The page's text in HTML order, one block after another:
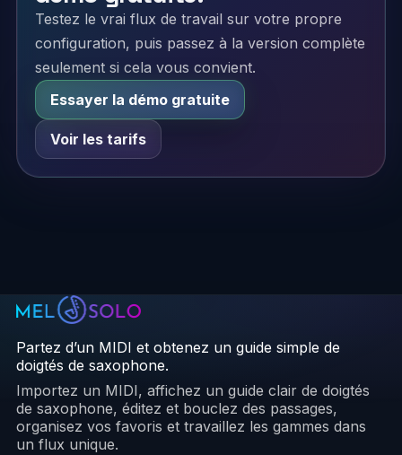
Testez le vrai flux de travail sur votre propre
configuration, puis passez à la version complète
seulement si cela vous convient.
Essayer la démo gratuite
Voir les tarifs
Partez d’un MIDI et obtenez un guide simple de
doigtés de saxophone.
Importez un MIDI, affichez un guide clair de doigtés
de saxophone, éditez et bouclez des passages,
organisez vos favoris et travaillez les gammes dans
un flux unique.